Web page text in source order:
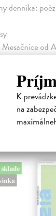
K
na
denníka:
od
mesta